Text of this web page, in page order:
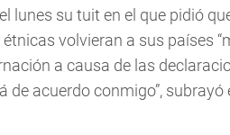
lunes su tuit en el que pidió
volvieran a sus países
a causa de las
de acuerdo conmigo”,